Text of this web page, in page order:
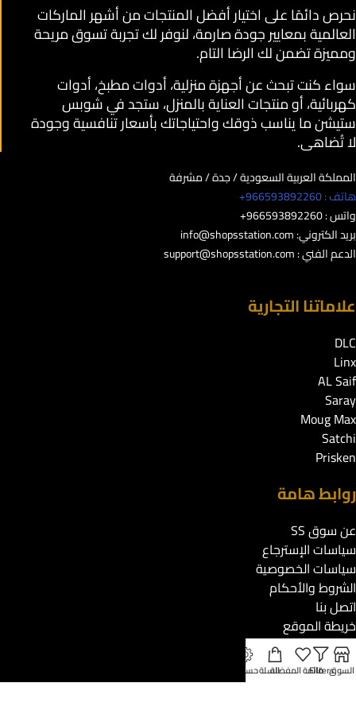
نحرص دائمًا على اختيار أفضل المنتجات من أشهر الماركات
العالمية بمعايير جودة صارمة، لنوفر لك تجربة تسوق مريحة
ومميزة تضمن لك الرضا التام.
سواء كنت تبحث عن أجهزة منزلية، أدوات مطبخ، أدوات
كهربائية، أو منتجات العناية بالمنزل، ستجد في شوبس
ستيشن ما يناسب ذوقك واحتياجاتك بأسعار تنافسية وجودة
لا تُضاهى.
المملكة العربية السعودية / جدة / مشرفة
هاتف : 966593892260+
واتس : 966593892260+
بريد الكتروني:info@shopsstation.com
الدعم الفني :support@shopsstation.com
علاماتنا التجارية
DLC
Linx
AL Saif
Saray
Moug Max
Satchi
Prisken
روابط هامة
عن سوق SS
سياسات الإسترجاع
سياسات الخصوصية
الشروط والأحكام
اتصل بنا
خريطة الموقع
دعم العملاء
السوقFilters
قائمة المفضلةالسلةحسابي